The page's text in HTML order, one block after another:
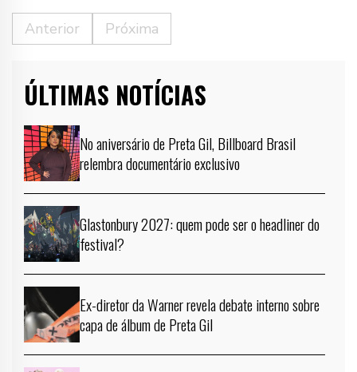
Anterior Próxima
ÚLTIMAS NOTÍCIAS
No aniversário de Preta Gil, Billboard Brasil
relembra documentário exclusivo
Glastonbury 2027: quem pode ser o headliner do
festival?
Ex-diretor da Warner revela debate interno sobre
capa de álbum de Preta Gil